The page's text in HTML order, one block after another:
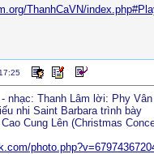
ThanhCaVN/
nhạc: Thanh Lâm lời: Phy Vân
nhi Saint Barbara trình bày
Cung Lên (Christmas